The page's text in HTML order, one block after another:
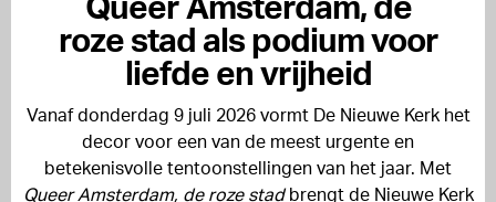
Queer Amsterdam, de
roze stad als podium voor
liefde en vrijheid
Vanaf donderdag 9 juli 2026 vormt De Nieuwe Kerkhet
decor voor een van de meest urgente en
betekenisvolle tentoonstellingen van het jaar. Met
Queer Amsterdam, de roze stadbrengt de Nieuwe Kerk